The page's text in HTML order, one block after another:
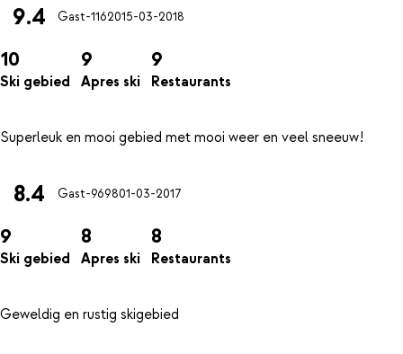
9.4 Gast-1162015-03-2018
10
Ski gebied
9
Apres ski
9
Restaurants
8.4 Gast-969801-03-2017
9
Ski gebied
8
Apres ski
8
Restaurants